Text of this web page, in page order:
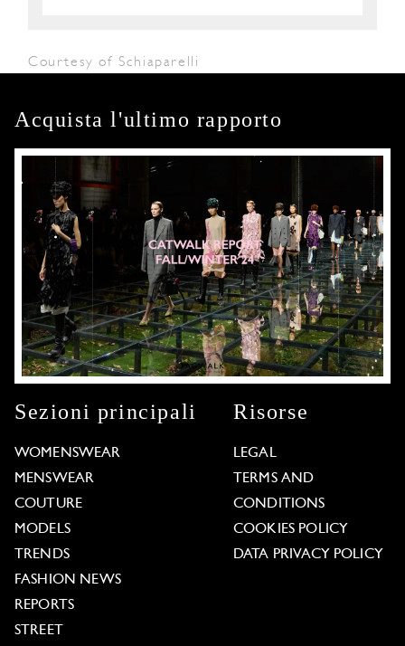
Courtesy of Schiaparelli
Acquista l'ultimo rapporto
Sezioni principali
WOMENSWEAR
MENSWEAR
COUTURE
MODELS
TRENDS
FASHION NEWS
REPORTS
STREET
Risorse
LEGAL
TERMS AND
CONDITIONS
COOKIES POLICY
DATA PRIVACY POLICY